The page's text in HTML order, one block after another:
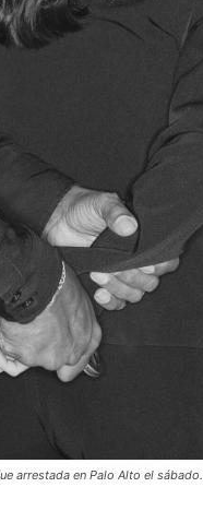
arrestada en Palo Alto el sábado.